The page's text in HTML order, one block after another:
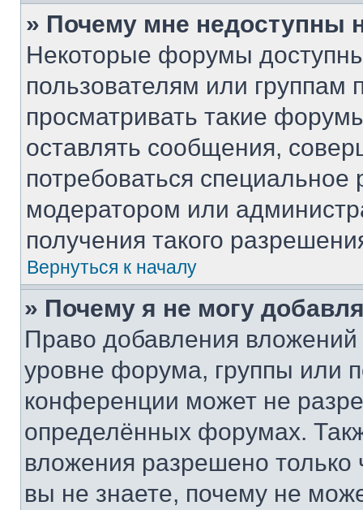
» Почему мне недоступны
Некоторые форумы
пользователям или группам
просматривать такие
оставлять сообщения,
потребоваться
модератором или
получения такого
Вернуться к началу
» Почему я не могу
Право добавления
уровне форума, группы или
конференции может не
определённых форумах.
вложения разрешено
вы не знаете, почему не